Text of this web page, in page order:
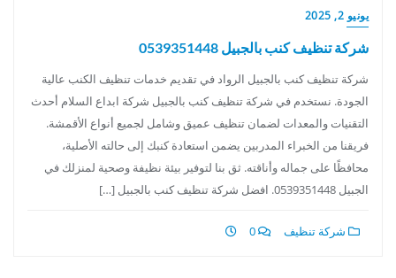
يونيو 2, 2025
شركة تنظيف كنب بالجبيل 0539351448
شركة تنظيف كنب بالجبيل الرواد في تقديم خدمات تنظيف الكنب عالية
الجودة. نستخدم في شركة تنظيف كنب بالجبيل شركة ابداع السلام أحدث
التقنيات والمعدات لضمان تنظيف عميق وشامل لجميع أنواع الأقمشة.
فريقنا من الخبراء المدربين يضمن استعادة كنبك إلى حالته الأصلية،
محافظًا على جماله وأناقته. ثق بنا لتوفير بيئة نظيفة وصحية لمنزلك في
الجبيل 0539351448. افضل شركة تنظيف كنب بالجبيل […]
شركة تنظيف